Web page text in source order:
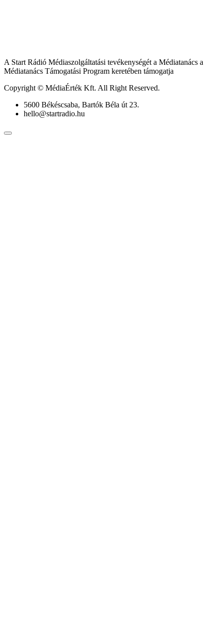
A Start Rádió Médiaszolgáltatási tevékenységét a Médiatanács a
Médiatanács Támogatási Program keretében támogatja
Copyright © MédiaÉrték Kft. All Right Reserved.
5600 Békéscsaba, Bartók Béla út 23.
hello@startradio.hu